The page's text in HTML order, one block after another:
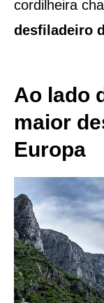
cordilheira
desfiladeiro
Ao lado
maior
Europa